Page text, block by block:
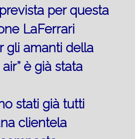
per questa
LaFerrari
gli amanti della
è già stata
stati già tutti
clientela